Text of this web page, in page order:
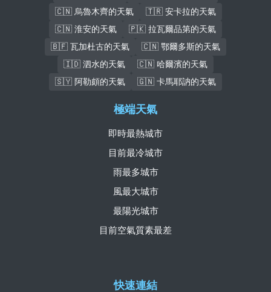
🇨🇳 烏魯木齊的天氣
🇹🇷 安卡拉的天氣
🇨🇳 淮安的天氣
🇵🇰 拉瓦爾品第的天氣
🇧🇫 瓦加杜古的天氣
🇨🇳 鄂爾多斯的天氣
🇮🇩 泗水的天氣
🇨🇳 哈爾濱的天氣
🇸🇾 阿勒頗的天氣
🇬🇳 卡馬耶訥的天氣
快速連結
極端天氣
即時最熱城市
目前最冷城市
雨最多城市
風最大城市
最陽光城市
目前空氣質素最差